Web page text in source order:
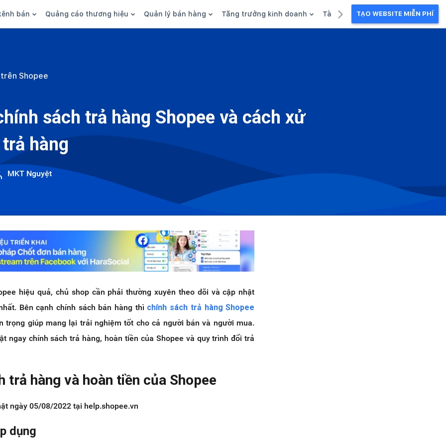
bán
social
sàn
Quảng cáo thương hiệu
SEO
Thương hiệu/Brand
Quản lý bán hàng
Tài chính
Nhân viên
Tăng trưởng kinh doanh Tài liệu kinh doanhTẠO WEBSITE MIỄN PHÍ
Shopee
sách trả hàng Shopee và cách xử
trả hàng
MKT Nguyệt
hiệu quả, chủ shop cần phải thường xuyên theo dõi và cập nhật
Bên cạnh chính sách bán hàng thì chính sách trả hàng Shopee
trọng giúp mang lại trải nghiệm tốt cho cả người bán và người mua.
ngay chính sách trả hàng, hoàn tiền của Shopee và quy trình đổi trả
trả hàng và hoàn tiền của Shopee
ngày 05/08/2022 tại help.shopee.vn
dụng